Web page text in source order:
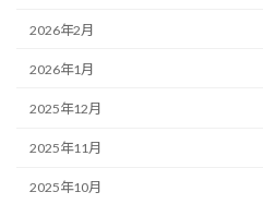
2026年2月
2026年1月
2025年12月
2025年11月
2025年10月